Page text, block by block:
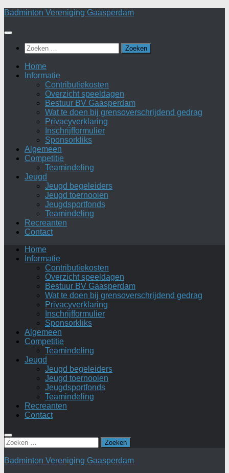
Doorgaan
inhoud
Badminton Vereniging Gaasperdam
Zoeken
naar:
Home
Informatie
Contributiekosten
Overzicht speeldagen
Bestuur BV Gaasperdam
Wat te doen bij grensoverschrijdend gedrag
Privacyverklaring
Inschrijfformulier
Sponsorkliks
Algemeen
Competitie
Teamindeling
Jeugd
Jeugd begeleiders
Jeugd toernooien
Jeugdsportfonds
Teamindeling
Recreanten
Contact
Home
Informatie
Contributiekosten
Overzicht speeldagen
Bestuur BV Gaasperdam
Wat te doen bij grensoverschrijdend gedrag
Privacyverklaring
Inschrijfformulier
Sponsorkliks
Algemeen
Competitie
Teamindeling
Jeugd
Jeugd begeleiders
Jeugd toernooien
Jeugdsportfonds
Teamindeling
Recreanten
Contact
Zoeken
naar:
Badminton Vereniging Gaasperdam